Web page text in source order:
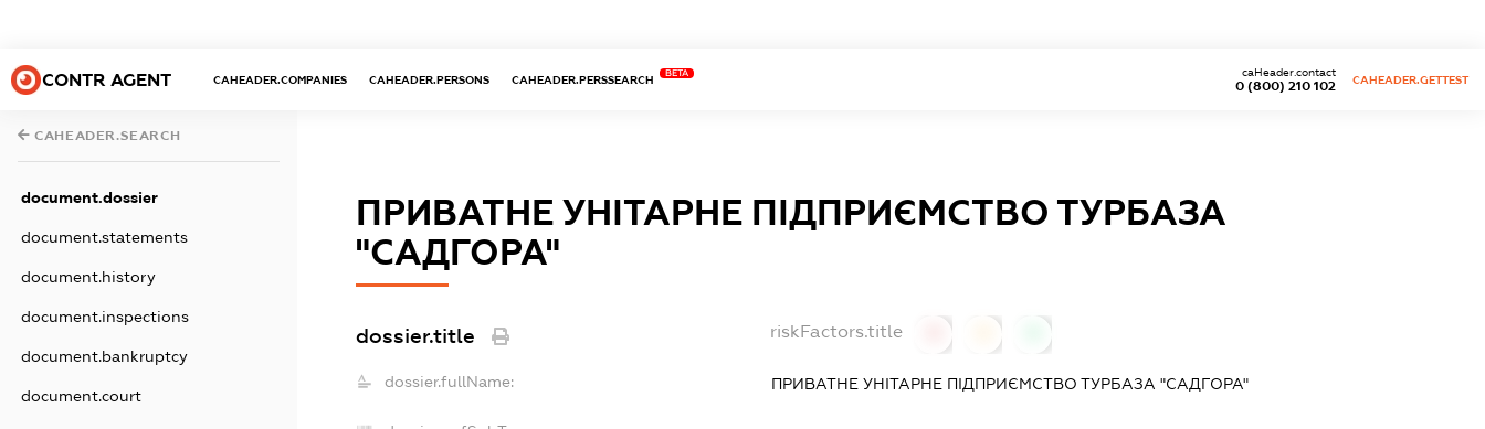
CONTR AGENT CAHEADER.COMPANIES CAHEADER.PERSONS CAHEADER.PERSSEARCH
BETA
0 (800) 210 102
caHeader.contact
CAHEADER.GETTEST
CAHEADER.SEARCH
document.dossier
document.statements
document.history
document.inspections
document.bankruptcy
document.court
ПРИВАТНЕ УНІТАРНЕ ПІДПРИЄМСТВО ТУРБАЗА
"САДГОРА"
dossier.title riskFactors.title
dossier.fullName: ПРИВАТНЕ УНІТАРНЕ ПІДПРИЄМСТВО ТУРБАЗА "САДГОРА"